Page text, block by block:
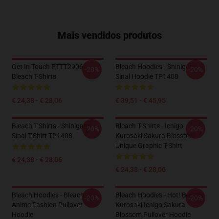
Mais vendidos produtos
Get In Touch PTTT2906
Bleach T-Shirts
€ 24,38 - € 28,06
-20%
Bleach Hoodies - Shinigami
Sinal Hoodie TP1408
€ 39,51 - € 45,95
-20%
Bleach T-Shirts - Shinigami
Sinal T-Shirt TP1408
€ 24,38 - € 28,06
-20%
Bleach T-Shirts - Ichigo
Kurosaki Sakura Blossom
Unique Graphic T-Shirt
€ 24,38 - € 28,06
-20%
Bleach Hoodies - Bleach
Anime Fashion Pullover
Hoodie
-20%
Bleach Hoodies - Hot! Bleach
Kurosaki Ichigo Sakura
Blossom Pullover Hoodie
-20%